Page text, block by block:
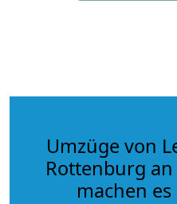
Umzüge von
Rottenburg
machen